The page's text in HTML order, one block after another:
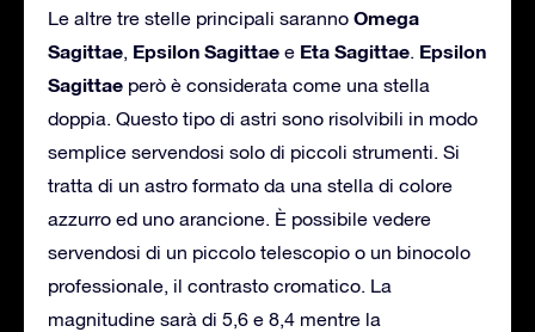
Le altre tre stelle principali saranno Omega
Sagittae, Epsilon Sagittae e Eta Sagittae. Epsilon
Sagittae però è considerata come una stella
doppia. Questo tipo di astri sono risolvibili in modo
semplice servendosi solo di piccoli strumenti. Si
tratta di un astro formato da una stella di colore
azzurro ed uno arancione. È possibile vedere
servendosi di un piccolo telescopio o un binocolo
professionale, il contrasto cromatico. La
magnitudine sarà di 5,6 e 8,4 mentre la